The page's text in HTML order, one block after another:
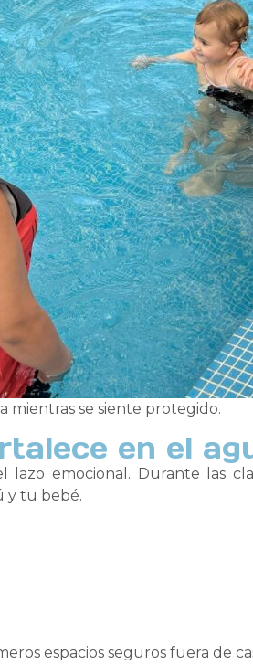
se siente protegido.
en el
emocional. Durante las
y tu bebé.
espacios seguros fuera de